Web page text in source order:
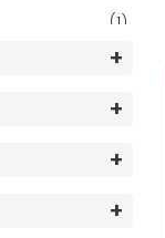
(1)
(18)
(19)